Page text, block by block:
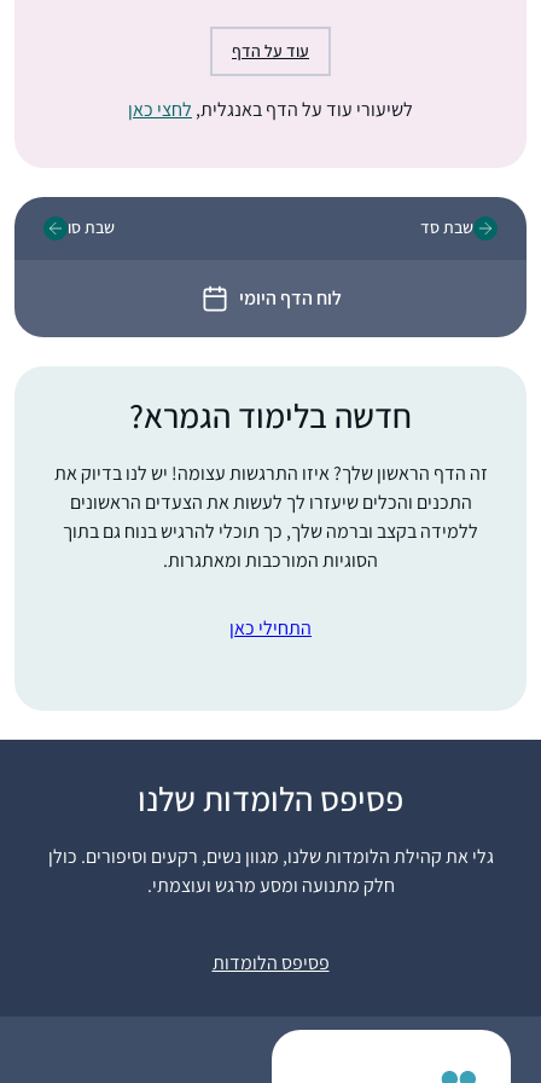
עוד על הדף
לשיעורי עוד על הדף באנגלית, לחצי כאן
שבת סד
לוח הדף היומי
שבת סו
חדשה בלימוד הגמרא?
זה הדף הראשון שלך? איזו התרגשות עצומה! יש לנו בדיוק את
התכנים והכלים שיעזרו לך לעשות את הצעדים הראשונים
ללמידה בקצב וברמה שלך, כך תוכלי להרגיש בנוח גם בתוך
הסוגיות המורכבות ומאתגרות.
התחילי כאן
פסיפס הלומדות שלנו
גלי את קהילת הלומדות שלנו, מגוון נשים, רקעים וסיפורים. כולן
חלק מתנועה ומסע מרגש ועוצמתי.
פסיפס הלומדות
אחי, שלומד דף יומי
חברותא ללימוד מסכת
ראש השנה והציע לי.
טכנית ורוב הזמן נעשתה
אני כבר נכבשתי בקסם
נוקדים, ישראל